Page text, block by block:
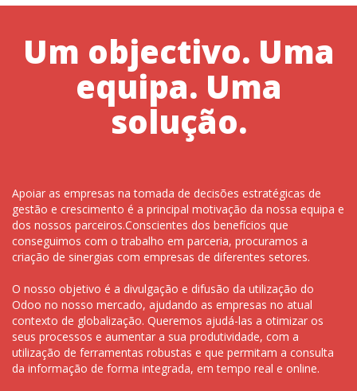
Um objectivo. Uma
equipa. Uma
solução.
Apoiar as empresas na tomada de decisões estratégicas de
gestão e crescimento é a principal motivação da nossa equipa e
dos nossos parceiros.Conscientes dos benefícios que
conseguimos com o trabalho em parceria, procuramos a
criação de sinergias com empresas de diferentes setores.
O nosso objetivo é a divulgação e difusão da utilização do
Odoo no nosso mercado, ajudando as empresas no atual
contexto de globalização. Queremos ajudá-las a otimizar os
seus processos e aumentar a sua produtividade, com a
utilização de ferramentas robustas e que permitam a consulta
da informação de forma integrada, em tempo real e online.